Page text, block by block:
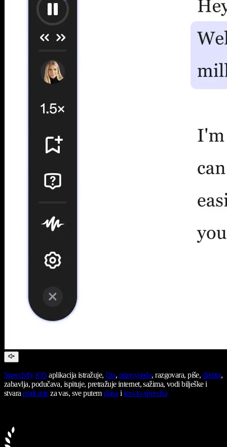
Speechify iOS aplikacija istražuje, čita, pripovijeda, razgovara, piše, diktira,
zabavlja, podučava, ispituje, pretražuje internet, sažima, vodi bilješke i
stvarapodcasteza vas, sve putem glasaitext-to-speecha